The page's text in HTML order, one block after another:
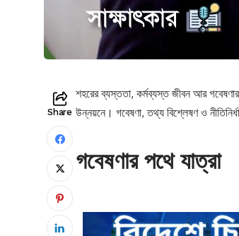
Share
শহরের ব্যস্ততা, কর্মব্যস্ত জীবন আর
উন্নয়নে। গবেষণা, তথ্য বিশ্লেষণ ও
গবেষণার পথে যাত্রা